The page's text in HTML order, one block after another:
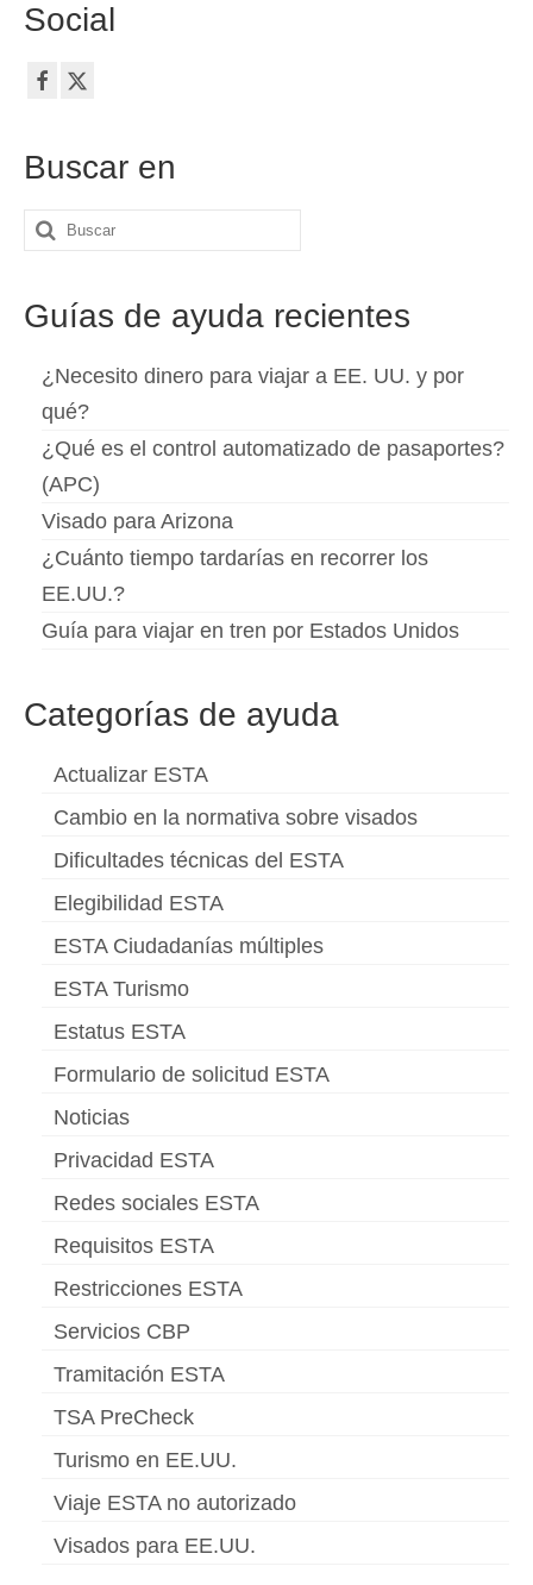
Slovenčina(Eslavo)
Slovenščina Esloveno )
Social
Buscar en
Buscar
Guías de ayuda recientes
¿Necesito dinero para viajar a EE. UU. y por
qué?
¿Qué es el control automatizado de pasaportes?
(APC)
Visado para Arizona
¿Cuánto tiempo tardarías en recorrer los
EE.UU.?
Guía para viajar en tren por Estados Unidos
Categorías de ayuda
Actualizar ESTA
Cambio en la normativa sobre visados
Dificultades técnicas del ESTA
Elegibilidad ESTA
ESTA Ciudadanías múltiples
ESTA Turismo
Estatus ESTA
Formulario de solicitud ESTA
Noticias
Privacidad ESTA
Redes sociales ESTA
Requisitos ESTA
Restricciones ESTA
Servicios CBP
Tramitación ESTA
TSA PreCheck
Turismo en EE.UU.
Viaje ESTA no autorizado
Visados para EE.UU.